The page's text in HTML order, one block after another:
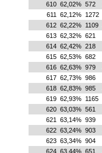
610 62,02% 572
611
62,12% 1272
612 62,22% 1109
613 62,32% 621
614 62,42% 218
615 62,53% 682
616 62,63% 979
617 62,73% 986
618 62,83% 985
619 62,93% 1165
620 63,03% 561
621
63,14% 939
622 63,24% 903
623 63,34% 904
624 63,44% 651